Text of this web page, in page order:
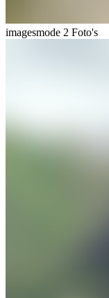
imagesmode 2 Foto's